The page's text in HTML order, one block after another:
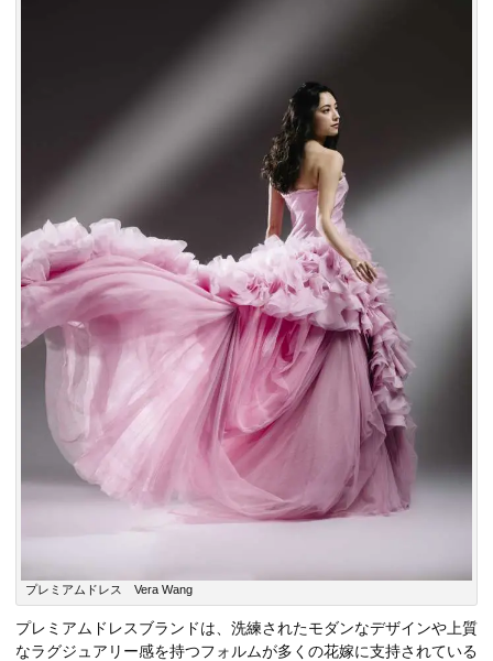
プレミアムドレス Vera Wang
プレミアムドレスブランドは、洗練されたモダンなデザインや上質
なラグジュアリー感を持つフォルムが多くの花嫁に支持されている